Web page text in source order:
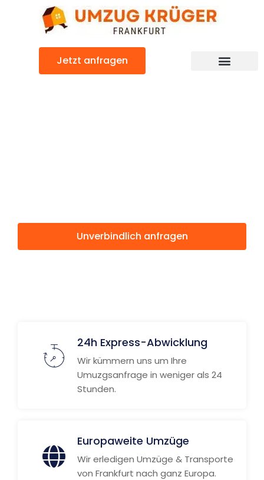
Jetzt anfragen
Unverbindlich anfragen
24h Express-Abwicklung
Wir kümmern uns um Ihre
Umuzgsanfrage in weniger als 24
Stunden.
Europaweite Umzüge
Wir erledigen Umzüge & Transporte
von Frankfurt nach ganz Europa.